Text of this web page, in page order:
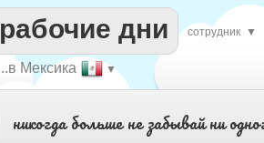
каждый
..в Мексика ▼
рабочие дни сотрудник ▼
никогда больше не забывай ни